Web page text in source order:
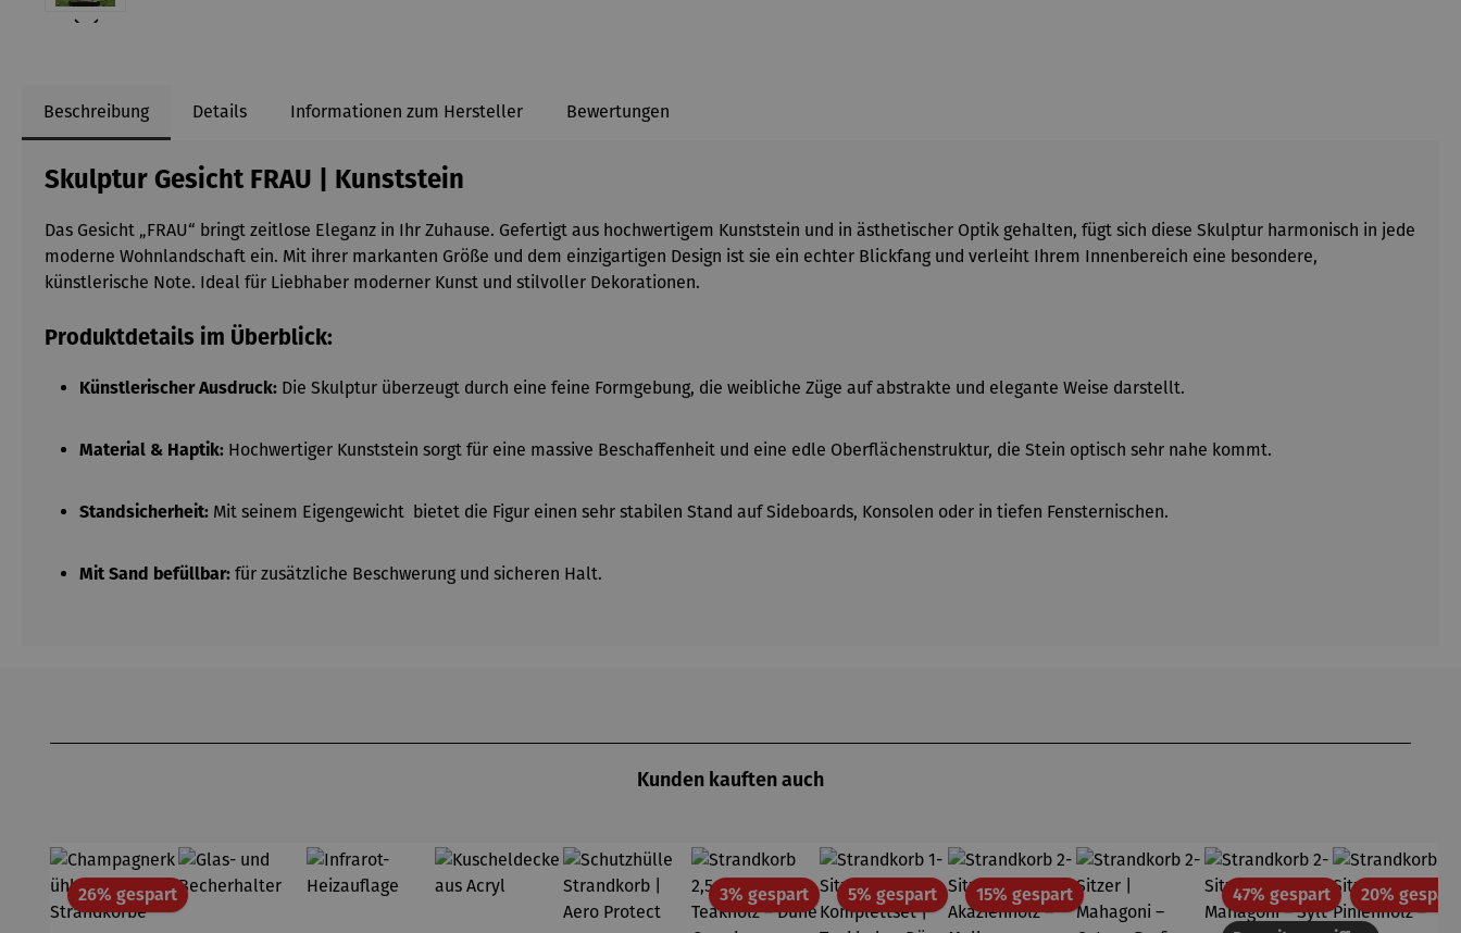
Beschreibung Details Informationen zum Hersteller Bewertungen
Skulptur Gesicht FRAU | Kunststein
Das Gesicht „FRAU“ bringt zeitlose Eleganz in Ihr Zuhause. Gefertigt aus hochwertigem Kunststein und in ästhetischer Optik gehalten, fügt sich diese Skulptur harmonisch in jede
moderne Wohnlandschaft ein. Mit ihrer markanten Größe und dem einzigartigen Design ist sie ein echter Blickfang und verleiht Ihrem Innenbereich eine besondere,
künstlerische Note. Ideal für Liebhaber moderner Kunst und stilvoller Dekorationen.
Produktdetails im Überblick:
Künstlerischer Ausdruck: Die Skulptur überzeugt durch eine feine Formgebung, die weibliche Züge auf abstrakte und elegante Weise darstellt.
Material & Haptik: Hochwertiger Kunststein sorgt für eine massive Beschaffenheit und eine edle Oberflächenstruktur, die Stein optisch sehr nahe kommt.
Standsicherheit: Mit seinem Eigengewicht bietet die Figur einen sehr stabilen Stand auf Sideboards, Konsolen oder in tiefen Fensternischen.
Mit Sand befüllbar: für zusätzliche Beschwerung und sicheren Halt.
Kunden kauften auch
26% gespartRabatt 3% gespartRabatt5% gespartRabatt15% gespartRabatt 47% gespartRabatt20% gespart